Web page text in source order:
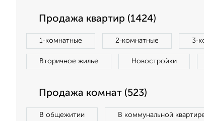
Продажа квартир (1424)
1‑комнатные 2‑комнатные
Вторичное жилье Новостройки
Продажа комнат (523)
В общежитии В коммунальной